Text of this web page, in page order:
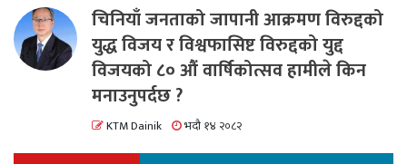
चिनियाँ जनताको जापानी आक्रमण विरुद्दको
युद्ध विजय र विश्वफासिष्ट विरुद्दको युद्द
विजयको ८० औं वार्षिकोत्सव हामीले किन
मनाउनुपर्दछ ?
KTM Dainik भदौ १४ २०८२